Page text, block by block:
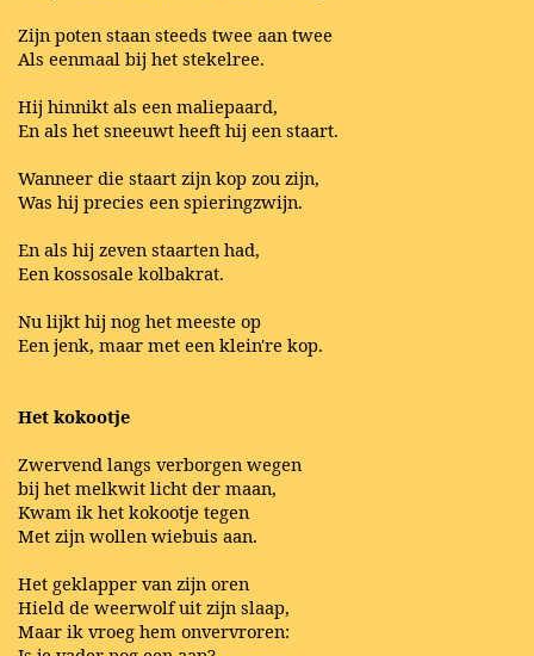
Zijn poten staan steeds twee aan twee
Als eenmaal bij het stekelree.
Hij hinnikt als een maliepaard,
En als het sneeuwt heeft hij een staart.
Wanneer die staart zijn kop zou zijn,
Was hij precies een spieringzwijn.
En als hij zeven staarten had,
Een kossosale kolbakrat.
Nu lijkt hij nog het meeste op
Een jenk, maar met een klein're kop.
Het kokootje
Zwervend langs verborgen wegen
bij het melkwit licht der maan,
Kwam ik het kokootje tegen
Met zijn wollen wiebuis aan.
Het geklapper van zijn oren
Hield de weerwolf uit zijn slaap,
Maar ik vroeg hem onvervroren: